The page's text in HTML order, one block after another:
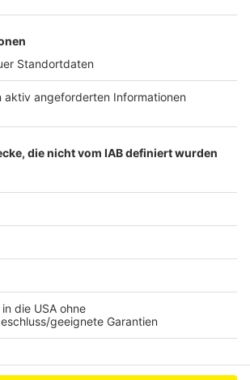
Allerdings muss dieser Beschluss
werden. Sobald die Wahlbezirke
und dann ausgehängt werden,
ihre Nominierungen erneut
Bürgermeisterkandidaten sind davon
sie treten in alle Wahlkreise